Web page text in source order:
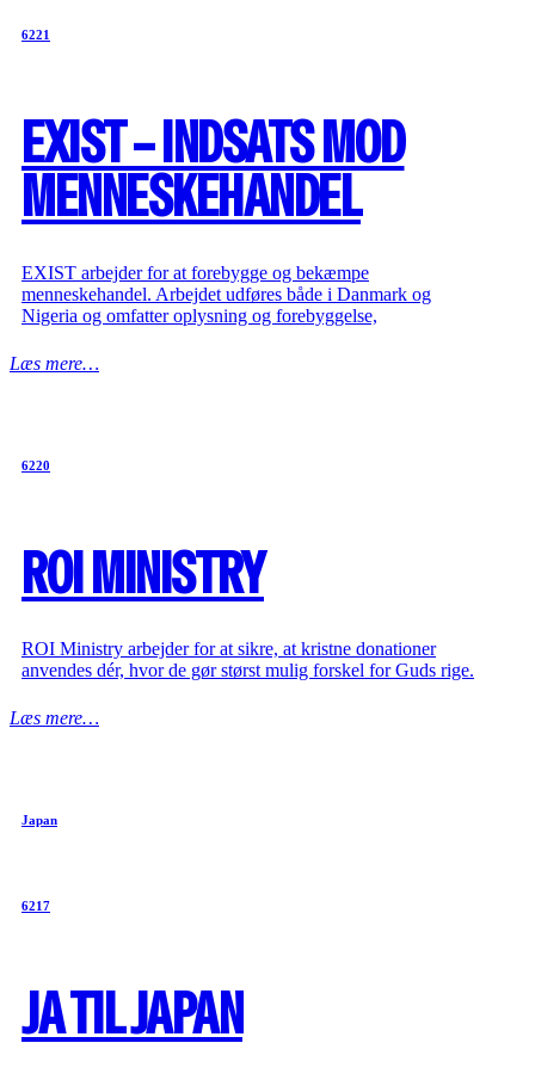
6221
EXIST – INDSATS MOD
MENNESKEHANDEL
EXIST arbejder for at forebygge og bekæmpe
menneskehandel. Arbejdet udføres både i Danmark og
Nigeria og omfatter oplysning og forebyggelse,
Læs mere…
6220
ROI MINISTRY
ROI Ministry arbejder for at sikre, at kristne donationer
anvendes dér, hvor de gør størst mulig forskel for Guds rige.
Læs mere…
Japan
6217
JA TIL JAPAN